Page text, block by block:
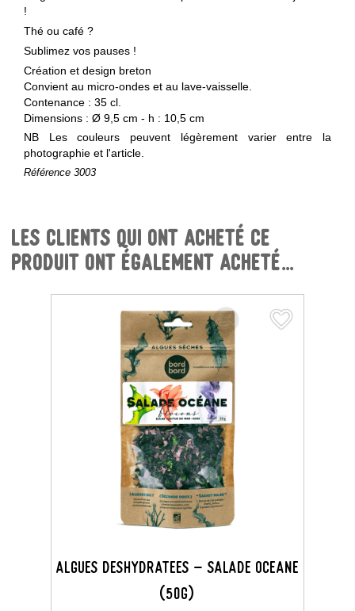
!
Thé ou café ?
Sublimez vos pauses !
Création et design breton
Convient au micro-ondes et au lave-vaisselle.
Contenance : 35 cl.
Dimensions : Ø 9,5 cm - h : 10,5 cm
NB Les couleurs peuvent légèrement varier entre la
photographie et l'article.
Référence 3003
Les clients qui ont acheté ce
produit ont également acheté...
ALGUES DESHYDRATEES - SALADE OCEANE
(50G)
favorite_border
favorite_border